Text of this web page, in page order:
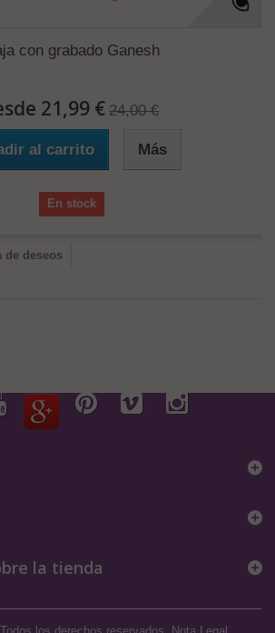
con grabado Ganesh
21,99 € 24,00 €
al carrito Más
En stock
de deseos
la tienda